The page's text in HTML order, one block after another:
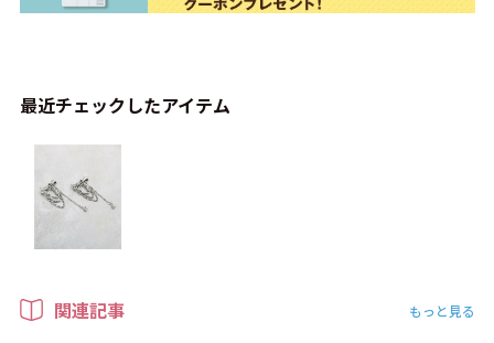
最近チェックしたアイテム
関連記事 もっと見る